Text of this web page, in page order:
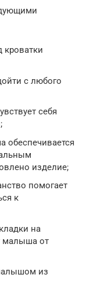
с любого
себя
обеспечивается
изделие;
помогает
к
на
малыша от
из